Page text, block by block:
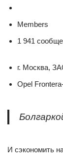
Members
1 941
г. Москва,
Opel
И сэкономить